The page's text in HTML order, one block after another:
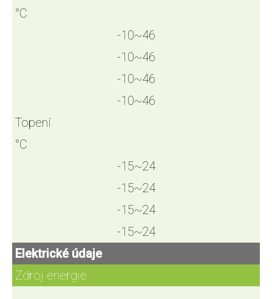
°C
-10~46
-10~46
-10~46
-10~46
Topení
°C
-15~24
-15~24
-15~24
-15~24
Elektrické údaje
Zdroj energie